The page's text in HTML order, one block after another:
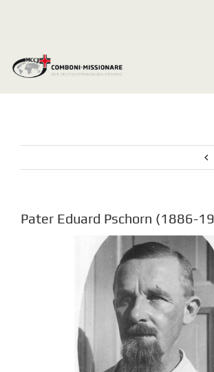
Pater Eduard Pschorn (1886-